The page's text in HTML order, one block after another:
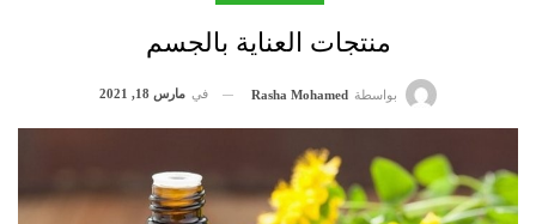
منتجات العناية بالجسم
بواسطة Rasha Mohamed في مارس 18, 2021